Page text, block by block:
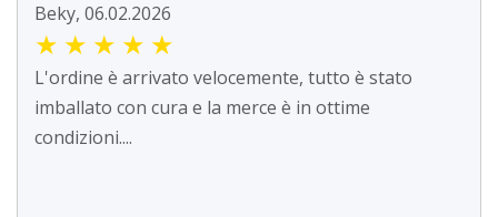
Beky, 06.02.2026
★ ★ ★ ★ ★
L'ordine è arrivato velocemente, tutto è stato
imballato con cura e la merce è in ottime
condizioni....